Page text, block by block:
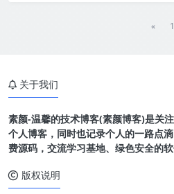
« 1
关于我们
素颜-温馨的技术博客(素颜博客)是关
个人博客，同时也记录个人的一路点
费源码，交流学习基地、绿色安全的
版权说明